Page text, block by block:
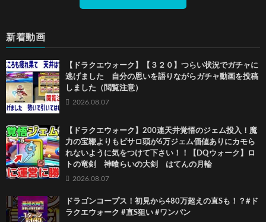
新着動画
【ドラクエウォーク】【３２０】つらい状況でガチャに
逃げました 自分の思いを語りながらガチャ動画を投稿
しました（閲覧注意）
2026.08.07
【ドラクエウォーク】200連天井覚悟のジェム投入！魔
力の宝鞭よりもピサロ頭が6万ジェム価値ありにカモら
れないように気をつけて下さい！！【DQウォーク】ロ
トの竜剣 神喰らいの大剣 はてんの月輪
2026.08.07
ドラゴンコープス！初見から480万超えの直Sも！？#ド
ラクエウォーク #直S狙い #ワンパン